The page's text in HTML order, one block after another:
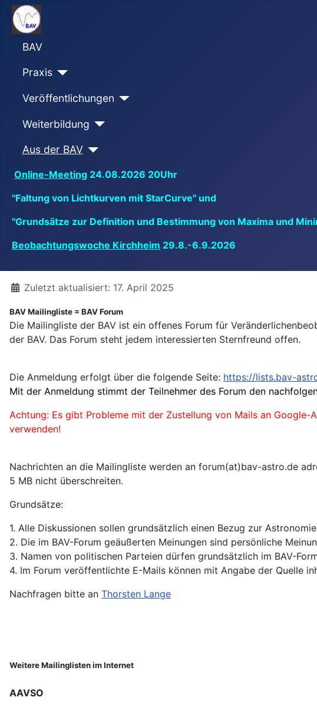
BAV
Praxis
Veröffentlichungen
Weiterbildung
Aus der BAV
Online-Meeting 24.08.2026 20Uhr
"Faltung von Lichtkurven mit StarCurve" und
"Grundsätze zur Definition und Bestimmung von Maxima und
Beobachtungswoche Kirchheim 29.8.-6.9.2026
DetailsZuletzt aktualisiert: 17. April 2025
BAV Mailingliste = BAV Forum
Die Mailingliste der BAV ist ein offenes Forum für
der BAV. Das Forum steht jedem interessierten Sternfreund offen.
Die Anmeldung erfolgt über die folgende Seite: https://lists.bav-
Mit der Anmeldung stimmt der Teilnehmer des Forum den
Achtung: Es gibt Probleme mit der Zustellung von Mails an
verwenden!
Nachrichten an die Mailingliste werden an forum(at)bav-astro.de
5 MB nicht überschreiten.
Grundsätze:
1. Alle Diskussionen sollen grundsätzlich einen Bezug zur
2. Die im BAV-Forum geäußerten Meinungen sind persönliche
3. Namen von politischen Parteien dürfen grundsätzlich im BAV-
4. Im Forum veröffentlichte E-Mails können mit Angabe der Quelle
Nachfragen bitte an Thorsten Lange
Weitere Mailinglisten im Internet
AAVSO